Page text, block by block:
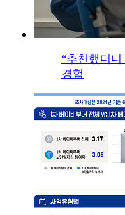
“추천했더니
경험